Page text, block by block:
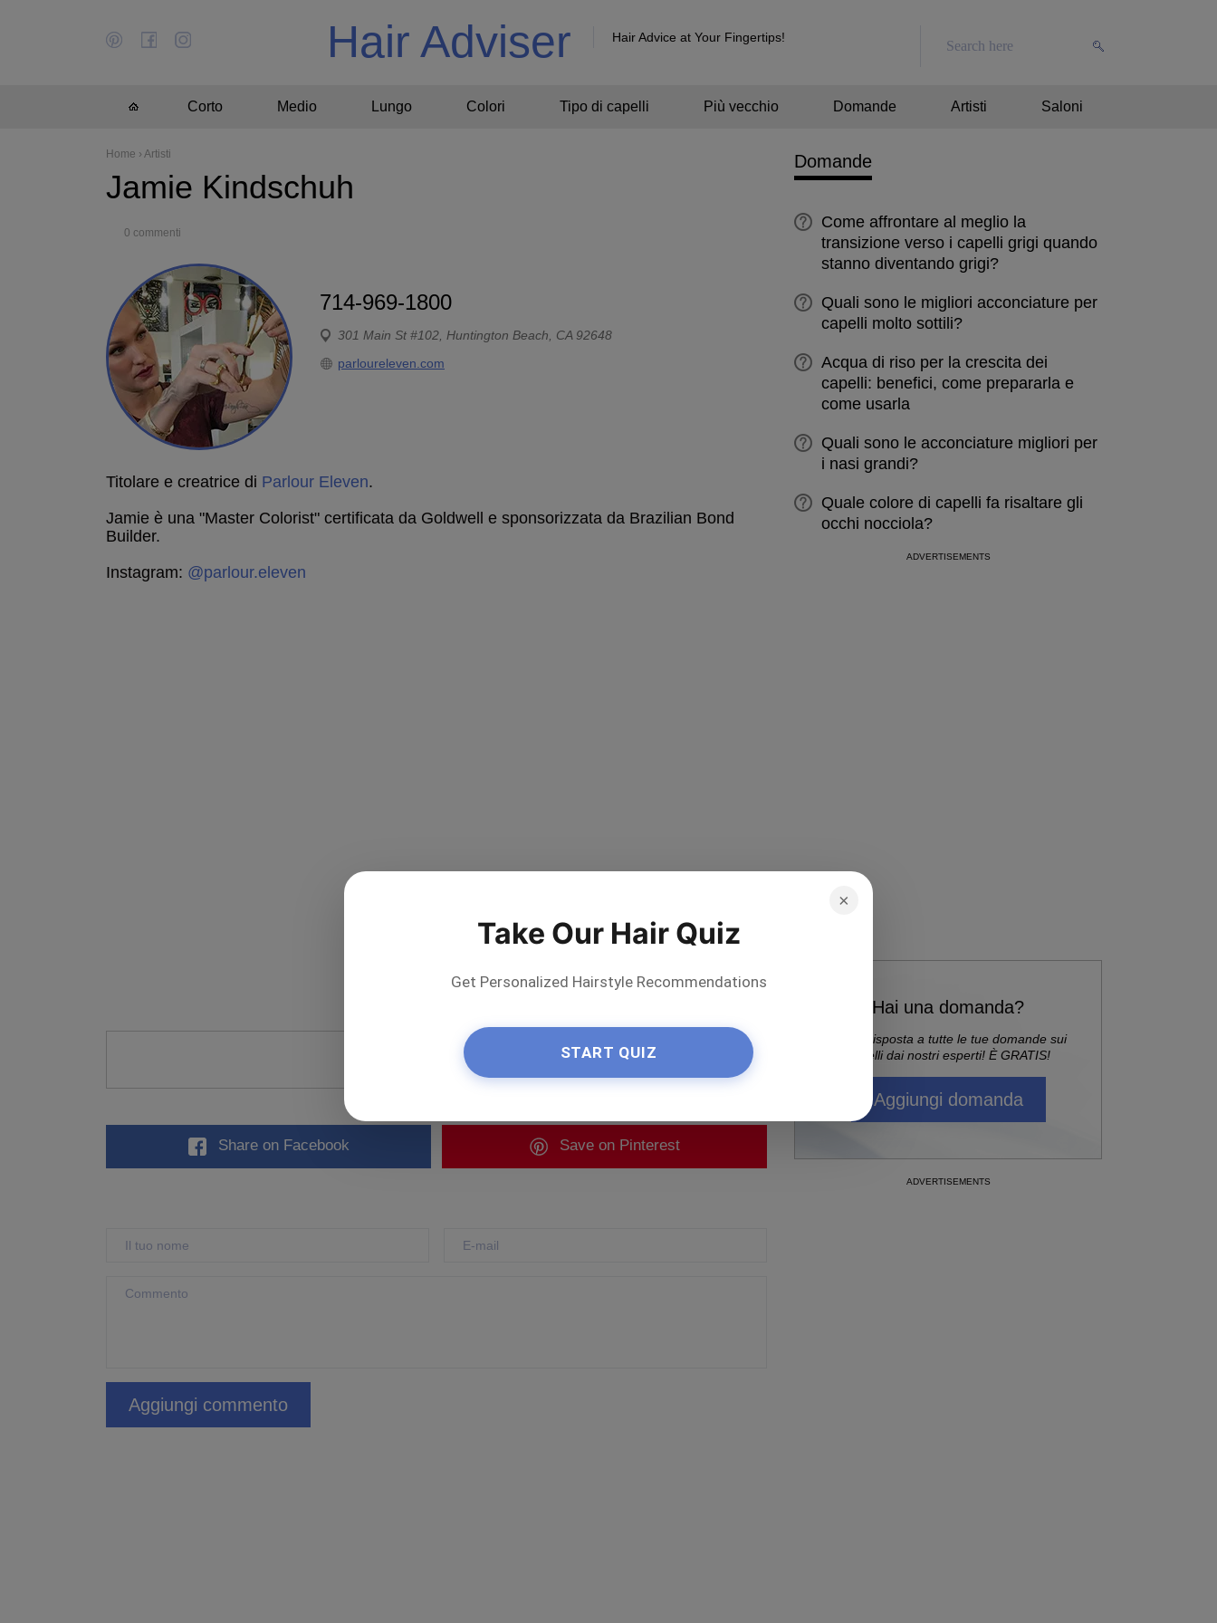
Hair Adviser Hair Advice at Your Fingertips!
Corto Medio Lungo Colori Tipo di capelli Più vecchio Domande Artisti Saloni
Home › Artisti
Jamie Kindschuh
0 commenti
714-969-1800
301 Main St #102, Huntington Beach, CA 92648
parloureleven.com
Titolare e creatrice di Parlour Eleven.
Jamie è una "Master Colorist" certificata da Goldwell e sponsorizzata da Brazilian Bond
Builder.
Instagram: @parlour.eleven
Valuta l'artista
Share on Facebook Save on Pinterest
Domande
Come affrontare al meglio la
transizione verso i capelli grigi quando
stanno diventando grigi?
Quali sono le migliori acconciature per
capelli molto sottili?
Acqua di riso per la crescita dei
capelli: benefici, come prepararla e
come usarla
Quali sono le acconciature migliori per
i nasi grandi?
Quale colore di capelli fa risaltare gli
occhi nocciola?
Hai una domanda?
Ricevi risposta a tutte le tue domande sui
capelli dai nostri esperti! È GRATIS!
Aggiungi domanda
×
Take Our Hair Quiz
Get Personalized Hairstyle Recommendations
START QUIZ